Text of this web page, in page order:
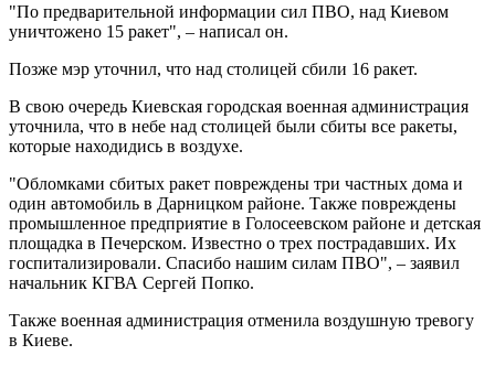
"По предварительной информации сил ПВО, над Киевом
уничтожено 15 ракет", – написал он.
Позже мэр уточнил, что над столицей сбили 16 ракет.
В свою очередь Киевская городская военная администрация
уточнила, что в небе над столицей были сбиты все ракеты,
которые находидись в воздухе.
"Обломками сбитых ракет повреждены три частных дома и
один автомобиль в Дарницком районе. Также повреждены
промышленное предприятие в Голосеевском районе и детская
площадка в Печерском. Известно о трех пострадавших. Их
госпитализировали. Спасибо нашим силам ПВО", – заявил
начальник КГВА Сергей Попко.
Также военная администрация отменила воздушную тревогу
в Киеве.